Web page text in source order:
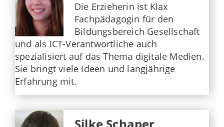
Die Erzieherin ist Klax
Fachpädagogin für den
Bildungsbereich Gesellschaft
und als ICT-Verantwortliche auch
spezialisiert auf das Thema digitale Medien.
Sie bringt viele Ideen und langjährige
Erfahrung mit.